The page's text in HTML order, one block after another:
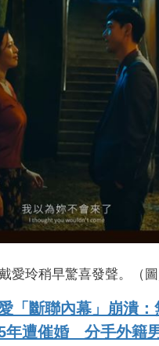
愛玲稍早驚喜發聲。（圖
「斷聯內幕」崩潰
遭催婚 分手外籍